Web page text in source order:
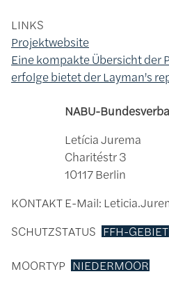
LINKS
Projektwebsite
Eine kompakte Übersicht der
erfolge bietet der Layman's
KONTAKT
NABU-
Letícia Jurema
Charitéstr 3
10117 Berlin
E-Mail:
SCHUTZSTATUS FFH-GEBIET
MOORTYP NIEDERMOOR